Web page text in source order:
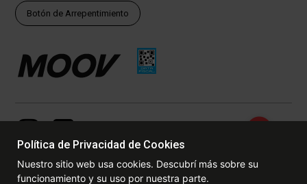
Botón de Arrepentimiento
Política de Privacidad de Cookies
Nuestro sitio web usa cookies. Descubrí más sobre su
funcionamiento y su uso por nuestra parte.